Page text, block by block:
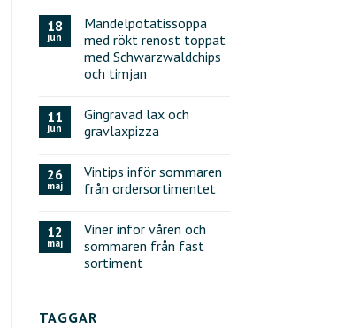
18
jun
Mandelpotatissoppa
med rökt renost toppat
med Schwarzwaldchips
och timjan
11
jun
Gingravad lax och
gravlaxpizza
26
maj
Vintips inför sommaren
från ordersortimentet
12
maj
Viner inför våren och
sommaren från fast
sortiment
TAGGAR